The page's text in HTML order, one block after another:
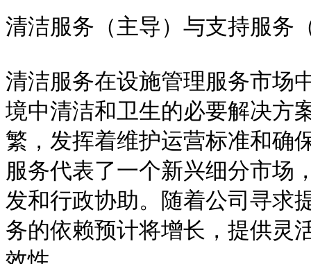
清洁服务（主导）与支持服务
清洁服务在设施管理服务市场
境中清洁和卫生的必要解决方
繁，发挥着维护运营标准和确
服务代表了一个新兴细分市场
发和行政协助。随着公司寻求
务的依赖预计将增长，提供灵